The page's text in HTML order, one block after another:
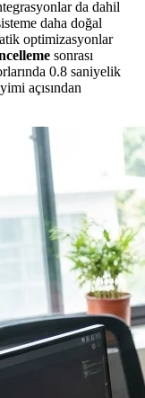
da dahil
daha doğal
optimizasyonlar
sonrası
0.8 saniyelik
açısından